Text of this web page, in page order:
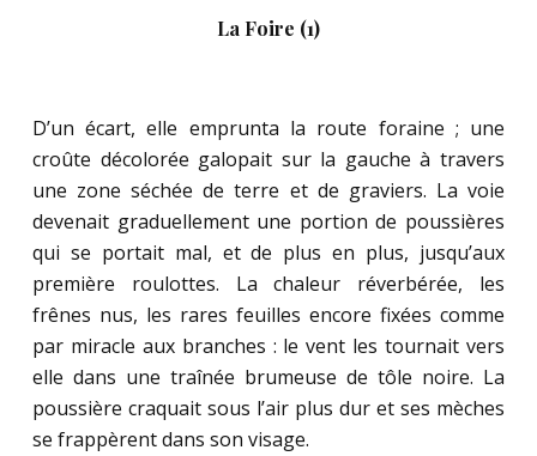
La Foire (1)
D’un écart, elle emprunta la route foraine ; une
croûte décolorée galopait sur la gauche à travers
une zone séchée de terre et de graviers. La voie
devenait graduellement une portion de poussières
qui se portait mal, et de plus en plus, jusqu’aux
première roulottes. La chaleur réverbérée, les
frênes nus, les rares feuilles encore fixées comme
par miracle aux branches : le vent les tournait vers
elle dans une traînée brumeuse de tôle noire. La
poussière craquait sous l’air plus dur et ses mèches
se frappèrent dans son visage.